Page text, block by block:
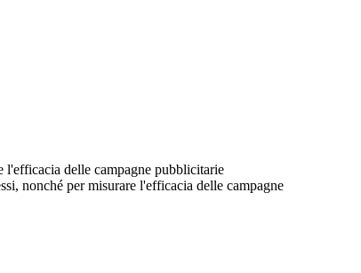
delle campagne pubblicitarie
nonché per misurare l'efficacia delle campagne